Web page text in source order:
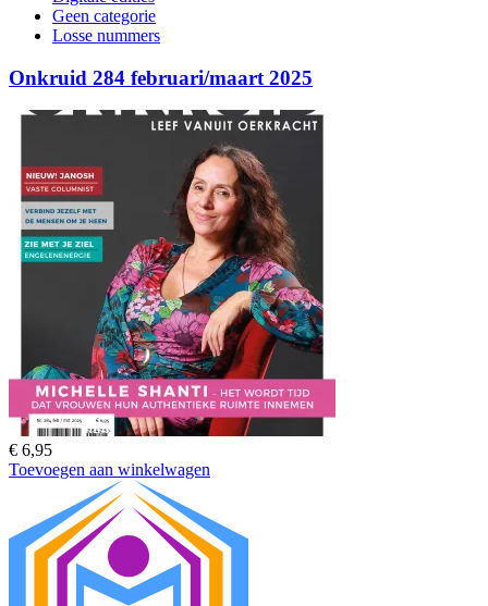
Geen categorie
Losse nummers
Onkruid 284 februari/maart 2025
€ 6,95
Toevoegen aan winkelwagen